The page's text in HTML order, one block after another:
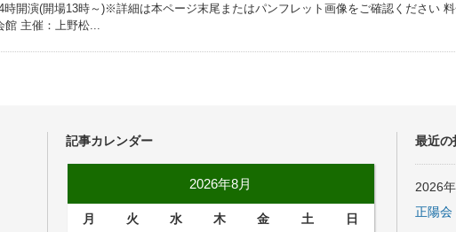
時開演(開場13時～)※詳細は本ページ末尾またはパンフレット画像をご確認ください
主催：上野松...
記事カレンダー
2026年8月
月 火 水 木 金 土 日
最近の
2026
正陽会